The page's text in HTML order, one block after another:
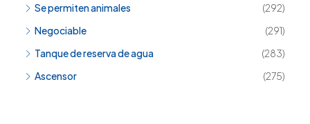
Se permiten animales
(292)
Negociable
(291)
Tanque de reserva de agua
(283)
Ascensor
(275)